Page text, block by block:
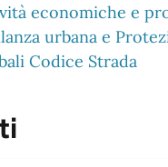
economiche e
urbana e
Codice Strada